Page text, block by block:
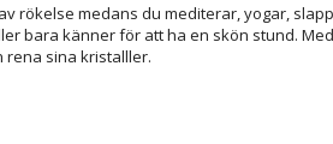
rökelse medans du mediterar, yogar,
bara känner för att ha en skön stund.
rena sina kristalller.